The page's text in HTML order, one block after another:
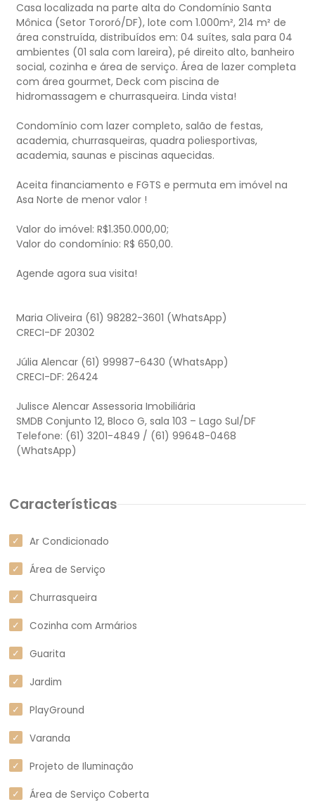
Casa localizada na parte alta do Condomínio Santa
Mônica (Setor Tororó/DF), lote com 1.000m², 214 m² de
área construída, distribuídos em: 04 suítes, sala para 04
ambientes (01 sala com lareira), pé direito alto, banheiro
social, cozinha e área de serviço. Área de lazer completa
com área gourmet, Deck com piscina de
hidromassagem e churrasqueira. Linda vista!
Condomínio com lazer completo, salão de festas,
academia, churrasqueiras, quadra poliesportivas,
academia, saunas e piscinas aquecidas.
Aceita financiamento e FGTS e permuta em imóvel na
Asa Norte de menor valor !
Valor do imóvel: R$1.350.000,00;
Valor do condomínio: R$ 650,00.
Agende agora sua visita!
Maria Oliveira (61) 98282-3601 (WhatsApp)
CRECI-DF 20302
Júlia Alencar (61) 99987-6430 (WhatsApp)
CRECI-DF: 26424
Julisce Alencar Assessoria Imobiliária
SMDB Conjunto 12, Bloco G, sala 103 – Lago Sul/DF
Telefone: (61) 3201-4849 / (61) 99648-0468
Características
Ar Condicionado
Área de Serviço
Churrasqueira
Cozinha com Armários
Guarita
Jardim
PlayGround
Varanda
Projeto de Iluminação
Área de Serviço Coberta